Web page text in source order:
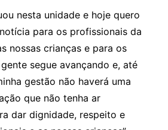
nesta unidade e hoje quero
para os profissionais da
nossas crianças e para os
segue avançando e, até
gestão não haverá uma
que não tenha ar
dar dignidade, respeito e